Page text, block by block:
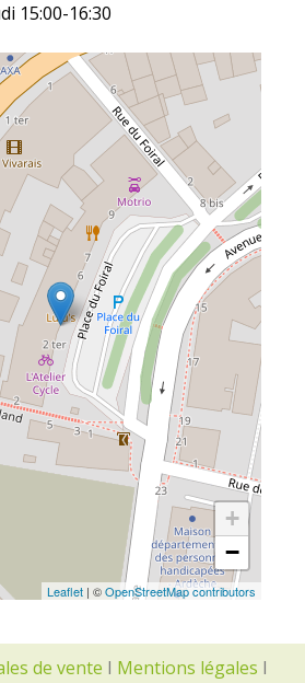
15:00-16:30
+
−
Leaflet | ©OpenStreetMap contributors
de vente I Mentions légales I